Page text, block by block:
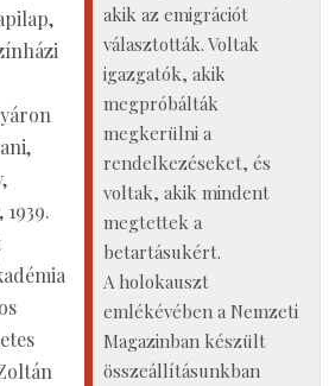
akik az emigrációt
választották. Voltak
igazgatók, akik
megpróbálták
megkerülni a
rendelkezéseket, és
voltak, akik mindent
megtettek a
betartásukért.
A holokauszt
emlékévében a Nemzeti
Magazinban készült
összeállításunkban